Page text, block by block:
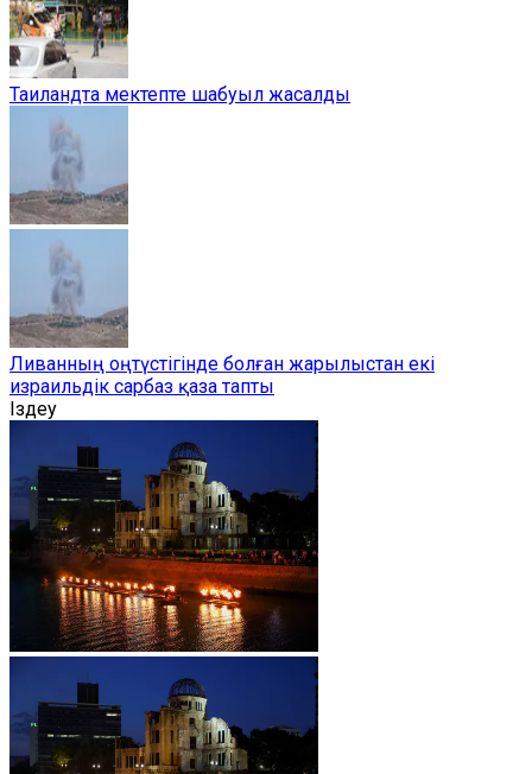
Таиландта мектепте шабуыл жасалды
Ливанның оңтүстігінде болған жарылыстан екі
израильдік сарбаз қаза тапты
Іздеу